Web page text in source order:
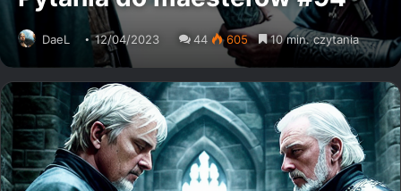
DaeL 12/04/2023 44 605 10 min. czytania